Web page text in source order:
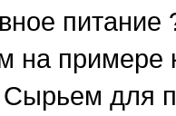
на примере
для